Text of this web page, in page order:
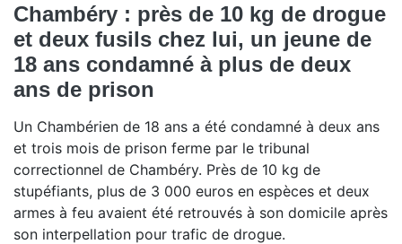
Chambéry : près de 10 kg de drogue
et deux fusils chez lui, un jeune de
18 ans condamné à plus de deux
ans de prison
Un Chambérien de 18 ans a été condamné à deux ans
et trois mois de prison ferme par le tribunal
correctionnel de Chambéry. Près de 10 kg de
stupéfiants, plus de 3 000 euros en espèces et deux
armes à feu avaient été retrouvés à son domicile après
son interpellation pour trafic de drogue.